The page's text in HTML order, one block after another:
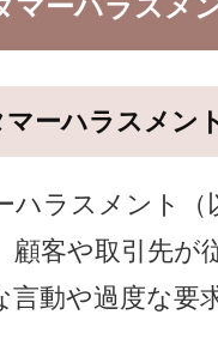
マーハラスメ
マーハラスメン
ハラスメント（
顧客や取引先が
言動や過度な要